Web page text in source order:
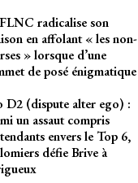
radicalise son
en affolant « les non-
» lorsque d’une
de posé énigmatique
D2 (dispute alter ego) :
un assaut compris
envers le Top 6,
défie Brive à